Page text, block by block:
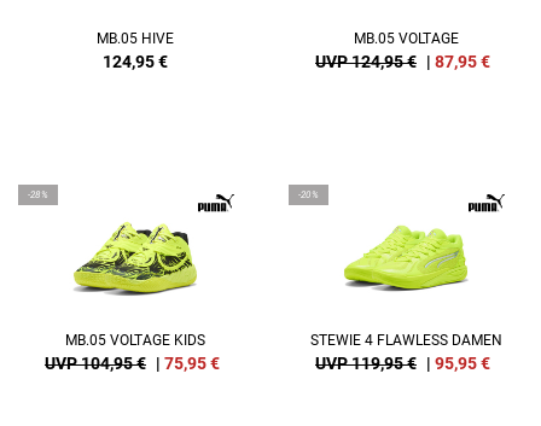
MB.05 HIVE
124,95€
MB.05 VOLTAGE
UVP 124,95 € | 87,95€
-28%
MB.05 VOLTAGE KIDS
UVP 104,95 € | 75,95€
-20%
STEWIE 4 FLAWLESS DAMEN
UVP 119,95 € | 95,95€